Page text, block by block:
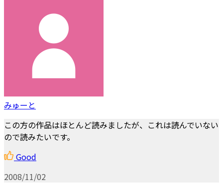
みゅーと
この方の作品はほとんど読みましたが、これは読んでいない
ので読みたいです。
Good
2008/11/02